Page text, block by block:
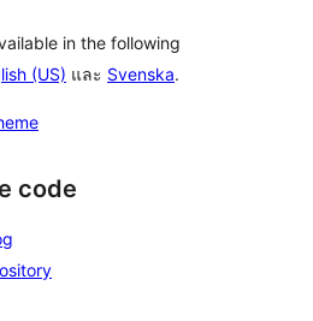
in the following
(US) และ Svenska.
code